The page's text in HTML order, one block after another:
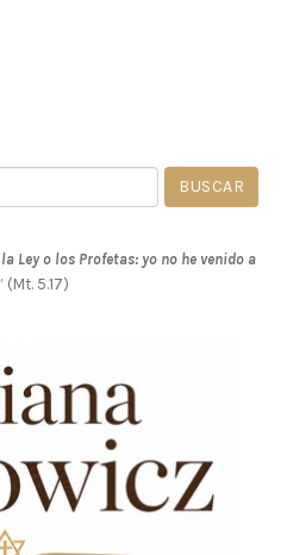
Ley o los Profetas: yo no he venido a
” (Mt. 5.17)